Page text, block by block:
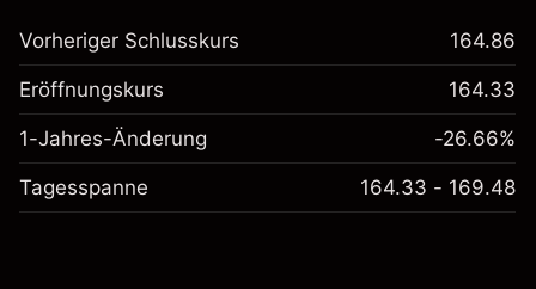
Vorheriger Schlusskurs 164.86
Eröffnungskurs 164.33
1-Jahres-Änderung -26.66%
Tagesspanne 164.33 - 169.48